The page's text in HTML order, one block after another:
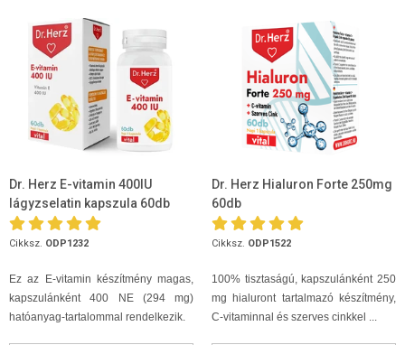
Dr. Herz E-vitamin 400IU
lágyzselatin kapszula 60db
Cikksz. ODP1232
Ez az E-vitamin készítmény magas,
kapszulánként 400 NE (294 mg)
hatóanyag-tartalommal rendelkezik.
Dr. Herz Hialuron Forte 250mg
60db
Cikksz. ODP1522
100% tisztaságú, kapszulánként 250
mg hialuront tartalmazó készítmény,
C-vitaminnal és szerves cinkkel ...